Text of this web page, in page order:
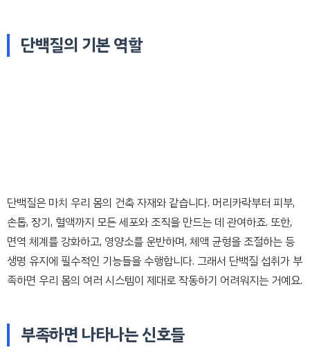
단백질의 기본 역할
단백질은 마치 우리 몸의 건축 자재와 같습니다. 머리카락부터 피부,
손톱, 장기, 혈액까지 모든 세포와 조직을 만드는 데 관여하죠. 또한,
면역 체계를 강화하고, 영양소를 운반하며, 체액 균형을 조절하는 등
생명 유지에 필수적인 기능들을 수행합니다. 그래서 단백질 섭취가 부
족하면 우리 몸의 여러 시스템이 제대로 작동하기 어려워지는 거예요.
부족하면 나타나는 신호들